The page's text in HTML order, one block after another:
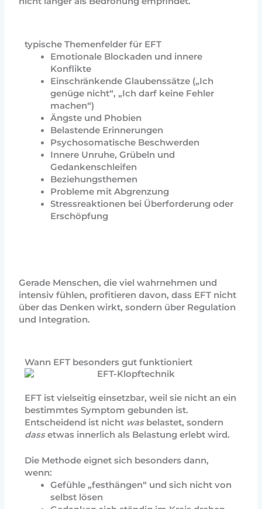
typische Themenfelder für EFT
Emotionale Blockaden und innere
Konflikte
Einschränkende Glaubenssätze („Ich
genüge nicht“, „Ich darf keine Fehler
machen“)
Ängste und Phobien
Belastende Erinnerungen
Psychosomatische Beschwerden
Innere Unruhe, Grübeln und
Gedankenschleifen
Beziehungsthemen
Probleme mit Abgrenzung
Stressreaktionen bei Überforderung oder
Erschöpfung
Gerade Menschen, die viel wahrnehmen und
intensiv fühlen, profitieren davon, dass EFT nicht
über das Denken wirkt, sondern über Regulation
und Integration.
Wann EFT besonders gut funktioniert
EFT ist vielseitig einsetzbar, weil sie nicht an ein
bestimmtes Symptom gebunden ist.
Entscheidend ist nicht wasbelastet, sondern
dassetwas innerlich als Belastung erlebt wird.
Die Methode eignet sich besonders dann,
wenn:
Gefühle „festhängen“ und sich nicht von
selbst lösen